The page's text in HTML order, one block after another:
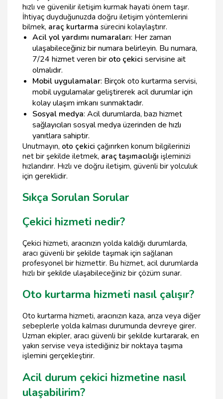
hızlı ve güvenilir iletişim kurmak hayati önem taşır.
İhtiyaç duyduğunuzda doğru iletişim yöntemlerini
bilmek, araç kurtarma sürecini kolaylaştırır.
Acil yol yardımı numaraları: Her zaman
ulaşabileceğiniz bir numara belirleyin. Bu numara,
7/24 hizmet veren bir oto çekici servisine ait
olmalıdır.
Mobil uygulamalar: Birçok oto kurtarma servisi,
mobil uygulamalar geliştirerek acil durumlar için
kolay ulaşım imkanı sunmaktadır.
Sosyal medya: Acil durumlarda, bazı hizmet
sağlayıcıları sosyal medya üzerinden de hızlı
yanıtlara sahiptir.
Unutmayın, oto çekici çağırırken konum bilgilerinizi
net bir şekilde iletmek, araç taşımacılığı işleminizi
hızlandırır. Hızlı ve doğru iletişim, güvenli bir yolculuk
için gereklidir.
Sıkça Sorulan Sorular
Çekici hizmeti nedir?
Çekici hizmeti, aracınızın yolda kaldığı durumlarda,
aracı güvenli bir şekilde taşımak için sağlanan
profesyonel bir hizmettir. Bu hizmet, acil durumlarda
hızlı bir şekilde ulaşabileceğiniz bir çözüm sunar.
Oto kurtarma hizmeti nasıl çalışır?
Oto kurtarma hizmeti, aracınızın kaza, arıza veya diğer
sebeplerle yolda kalması durumunda devreye girer.
Uzman ekipler, aracı güvenli bir şekilde kurtararak, en
yakın servise veya istediğiniz bir noktaya taşıma
işlemini gerçekleştirir.
Acil durum çekici hizmetine nasıl
ulaşabilirim?